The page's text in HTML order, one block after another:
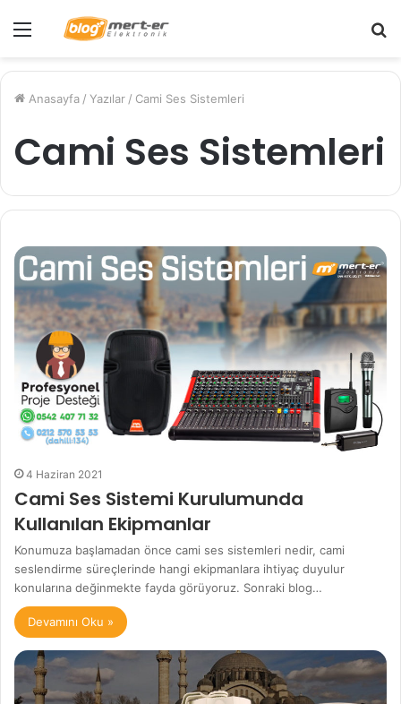
Menü
Anasayfa / Yazılar / Cami Ses Sistemleri
Cami Ses Sistemleri
4 Haziran 2021
Cami Ses Sistemi Kurulumunda
Kullanılan Ekipmanlar
Konumuza başlamadan önce cami ses sistemleri nedir, cami
seslendirme süreçlerinde hangi ekipmanlara ihtiyaç duyulur
konularına değinmekte fayda görüyoruz. Sonraki blog…
Devamını Oku »